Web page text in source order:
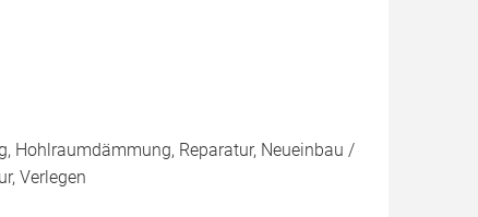
Hohlraumdämmung, Reparatur, Neueinbau /
Verlegen